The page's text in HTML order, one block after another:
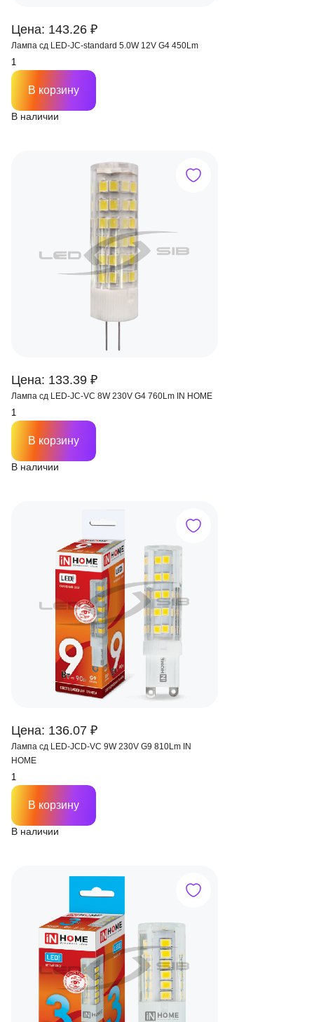
Цена: 143.26 ₽
Лампа сд LED-JC-standard 5.0W 12V G4 450Lm
В наличии
В корзину
Цена: 133.39 ₽
Лампа сд LED-JC-VC 8W 230V G4 760Lm IN HOME
В наличии
В корзину
Цена: 136.07 ₽
Лампа сд LED-JCD-VC 9W 230V G9 810Lm IN
HOME
В наличии
В корзину